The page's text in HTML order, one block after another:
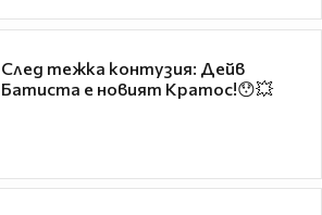
След тежка контузия: Дейв
Батиста е новият Кратос!😯💥